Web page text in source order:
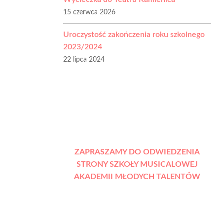
15 czerwca 2026
Uroczystość zakończenia roku szkolnego
2023/2024
22 lipca 2024
ZAPRASZAMY DO ODWIEDZENIA
STRONY SZKOŁY MUSICALOWEJ
AKADEMII MŁODYCH TALENTÓW